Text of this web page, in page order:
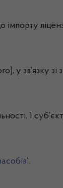
у зв’язку зі
1
”.